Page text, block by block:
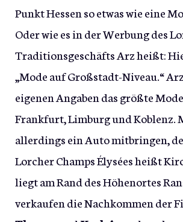
Punkt Hessen so etwas wie eine
Oder wie es in der Werbung des
Traditionsgeschäfts Arz heißt:
„Mode auf Großstadt-Niveau.“
eigenen Angaben das größte
Frankfurt, Limburg und Koblenz.
allerdings ein Auto mitbringen,
Lorcher Champs Élysées heißt
liegt am Rand des Höhenortes
verkaufen die Nachkommen der